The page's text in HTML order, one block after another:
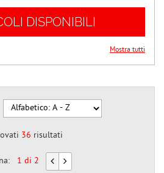
DISPONIBILI
Mostra tutti
36 risultati
1 di 2